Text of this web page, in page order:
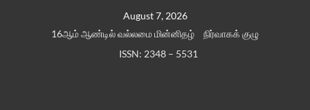
August 7, 2026
16ஆம் ஆண்டில் வல்லமை மின்னிதழ்
நிர்வாகக் குழு
ISSN: 2348 – 5531